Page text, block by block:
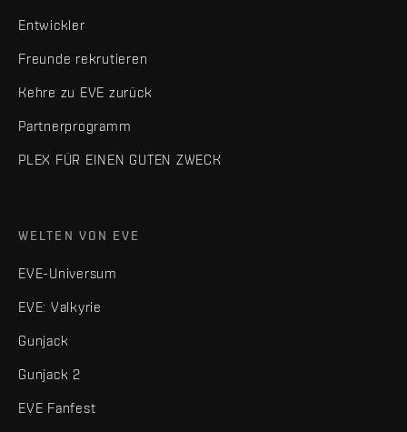
Entwickler
Freunde rekrutieren
Kehre zu EVE zurück
Partnerprogramm
PLEX FÜR EINEN GUTEN ZWECK
WELTEN VON EVE
EVE-Universum
EVE: Valkyrie
Gunjack
Gunjack 2
EVE Fanfest